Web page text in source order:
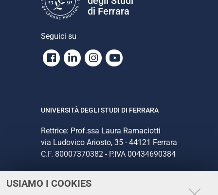
USIAMO I COOKIES
di Ferrara
Seguici su
Facebook
LinkedinInstagram
Youtube
UNIVERSITÀ DEGLI STUDI DI FERRARA
Rettrice: Prof.ssa Laura Ramaciotti
via Ludovico Ariosto, 35 - 44121 Ferrara
C.F. 80007370382 - P.IVA 00434690384
CONTATTI